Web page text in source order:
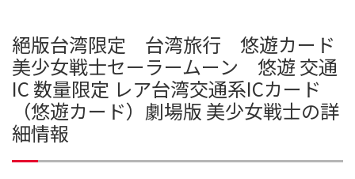
絕版台湾限定 台湾旅行 悠遊カード
美少女戦士セーラームーン 悠遊 交通
IC 数量限定 レア台湾交通系ICカード
（悠遊カード）劇場版 美少女戦士の詳
細情報